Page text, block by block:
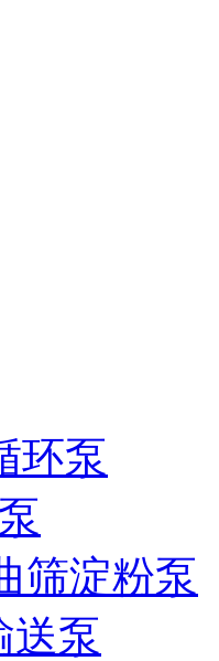
环泵
筛淀粉泵
送泵